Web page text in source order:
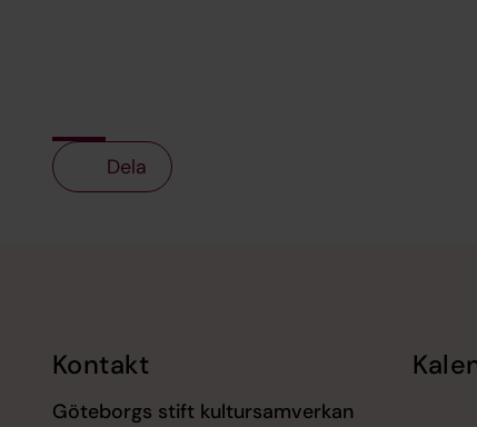
Dela
Kontakt
Göteborgs stift kultursamverkan